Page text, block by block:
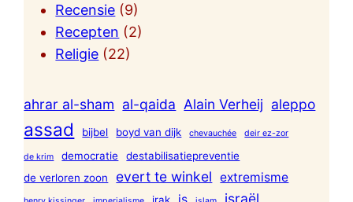
Recensie (9)
Recepten (2)
Religie (22)
ahrar al-sham al-qaida Alain Verheij aleppo
assad bijbel boyd van dijk chevauchée deir ez-zor
de krim democratie
destabilisatiepreventie
de verloren zoon
evert te winkel extremisme
irak israël